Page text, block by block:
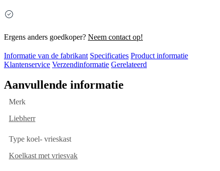
Ergens anders goedkoper? Neem contact op!
Informatie van de fabrikant Specificaties Product informatie
Klantenservice Verzendinformatie Gerelateerd
Aanvullende informatie
Merk
Liebherr
Type koel- vrieskast
Koelkast met vriesvak